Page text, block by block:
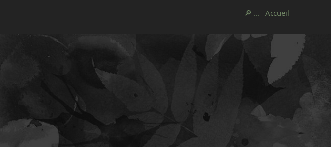
🔎 ... Accueil